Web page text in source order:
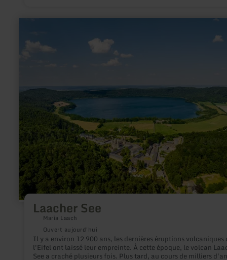
colombages rouges et blanches se blottissent les unes contre
visuelle qui détend l'âme. Le Café Plüsch et son intérieur
l'ancien poste d'aiguillage aux portes de la ville sont des
parfaites pour les gourmands. Le point fort pour les amateurs
d'artisanat est la poterie de l'ancienne école. Les randonneurs
passages parfois escarpés.
Laacher See
Maria Laach
Ouvert aujourd'hui
Il y a environ 12 900 ans, les dernières éruptions volcaniques
l'Eifel ont laissé leur empreinte. À cette époque, le volcan
See a craché plusieurs fois. Plus tard, au cours de milliers d'années,